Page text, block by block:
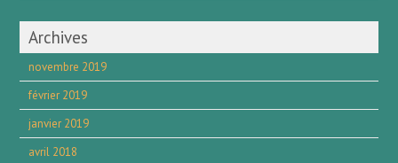
Archives
novembre 2019
février 2019
janvier 2019
avril 2018